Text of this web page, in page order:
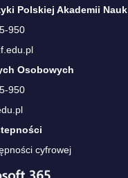
Polskiej Akademii Nauk
950
Osobowych
950
cyfrowej